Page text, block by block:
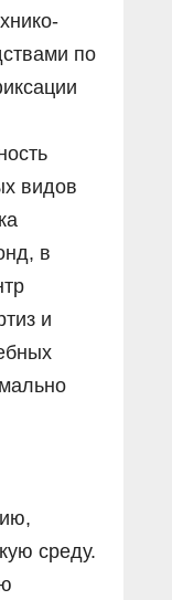
по
видов
в
и
среду.